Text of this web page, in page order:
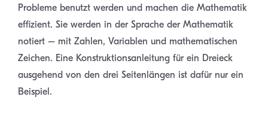
Probleme benutzt werden und machen die Mathematik
effizient. Sie werden in der Sprache der Mathematik
notiert – mit Zahlen, Variablen und mathematischen
Zeichen. Eine Konstruktionsanleitung für ein Dreieck
ausgehend von den drei Seitenlängen ist dafür nur ein
Beispiel.